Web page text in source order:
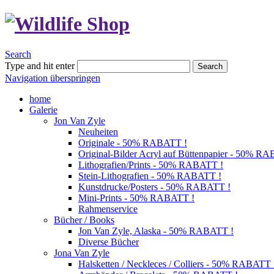
Search
Type and hit enter
Search
Navigation überspringen
home
Galerie
Jon Van Zyle
Neuheiten
Originale - 50% RABATT !
Original-Bilder Acryl auf Büttenpapier - 50%
Lithografien/Prints - 50% RABATT !
Stein-Lithografien - 50% RABATT !
Kunstdrucke/Posters - 50% RABATT !
Mini-Prints - 50% RABATT !
Rahmenservice
Bücher / Books
Jon Van Zyle, Alaska - 50% RABATT !
Diverse Bücher
Jona Van Zyle
Halsketten / Neckleces / Colliers - 50% RABATT